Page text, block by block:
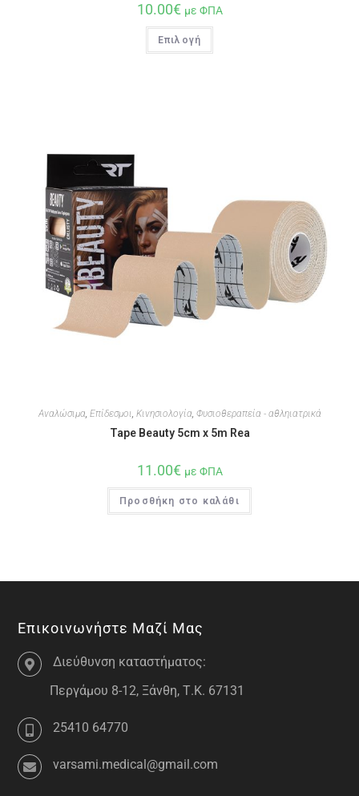
10.00€ με ΦΠΑ
Επιλογή
Αναλώσιμα, Επίδεσμοι, Κινησιολογία, Φυσιοθεραπεία - αθληιατρικά
Tape Beauty 5cm x 5m Rea
11.00€ με ΦΠΑ
Προσθήκη στο καλάθι
Επικοινωνήστε Μαζί Μας
Διεύθυνση καταστήματος:
Περγάμου 8-12, Ξάνθη, Τ.Κ. 67131
25410 64770
varsami.medical@gmail.com